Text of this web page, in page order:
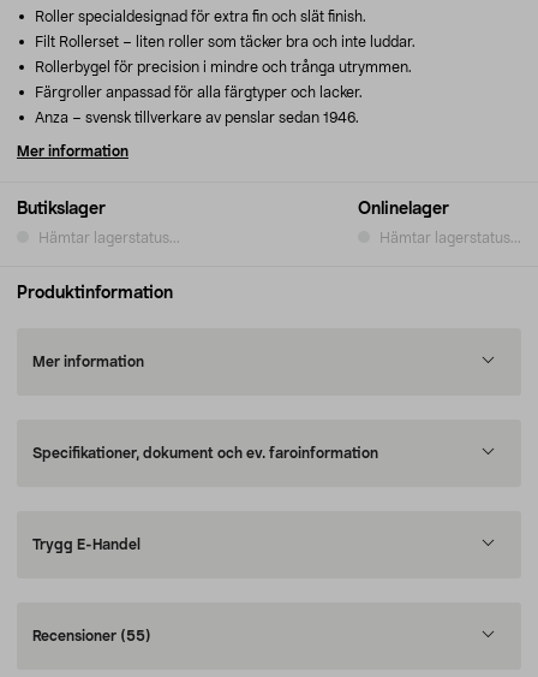
Butikslager
Hämtar lagerstatus...
Onlinelager
Hämtar lagerstatus...
Roller specialdesignad för extra fin och slät finish.
Filt Rollerset – liten roller som täcker bra och inte luddar.
Rollerbygel för precision i mindre och trånga utrymmen.
Färgroller anpassad för alla färgtyper och lacker.
Anza – svensk tillverkare av penslar sedan 1946.
Mer information
Produktinformation
Mer information
Specifikationer, dokument och ev. faroinformation
Trygg E-Handel
Recensioner (55)